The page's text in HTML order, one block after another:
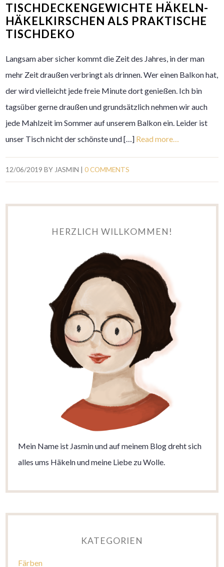
TISCHDECKENGEWICHTE HÄKELN-
HÄKELKIRSCHEN ALS PRAKTISCHE
TISCHDEKO
Langsam aber sicher kommt die Zeit des Jahres, in der man
mehr Zeit draußen verbringt als drinnen. Wer einen Balkon hat,
der wird vielleicht jede freie Minute dort genießen. Ich bin
tagsüber gerne draußen und grundsätzlich nehmen wir auch
jede Mahlzeit im Sommer auf unserem Balkon ein. Leider ist
unser Tisch nicht der schönste und […] Read more…
12/06/2019 BY JASMIN |0 COMMENTS
HERZLICH WILLKOMMEN!
Mein Name ist Jasmin und auf meinem Blog dreht sich
alles ums Häkeln und meine Liebe zu Wolle.
KATEGORIEN
Färben